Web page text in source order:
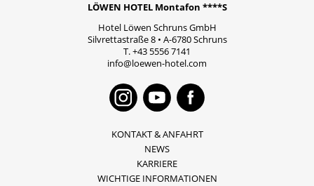
LÖWEN HOTEL Montafon ****S
Hotel Löwen Schruns GmbH
Silvrettastraße 8• A-6780Schruns
T.+43 5556 7141
info@loewen-hotel.com
Instagram
Youtube
KONTAKT & ANFAHRT
NEWS
KARRIERE
WICHTIGE INFORMATIONEN